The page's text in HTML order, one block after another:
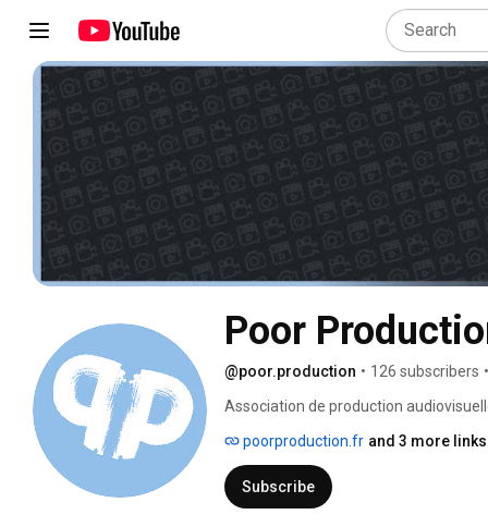
Poor
@poor.production • 126 subscribers •
Association de production
poorproduction.fr and 3 more links
Subscribe